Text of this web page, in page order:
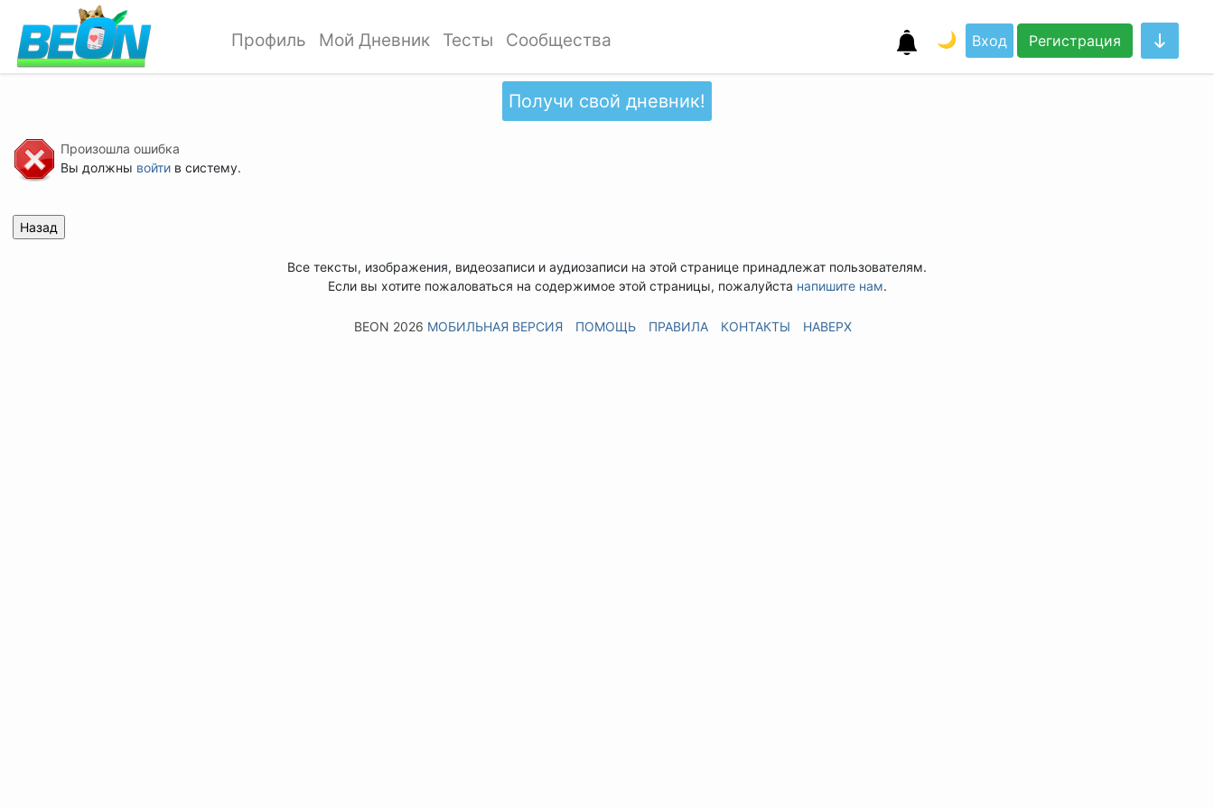
Профиль Мой Дневник Тесты Сообщества 🌙 Вход Регистрация
Получи свой дневник!
Произошла ошибка
Вы должны войтив систему.
Все тексты, изображения, видеозаписи и аудиозаписи на этой странице принадлежат пользователям.
Если вы хотите пожаловаться на содержимое этой страницы, пожалуйста напишите нам.
BEON 2026 МОБИЛЬНАЯ ВЕРСИЯ ПОМОЩЬ ПРАВИЛА КОНТАКТЫ НАВЕРХ